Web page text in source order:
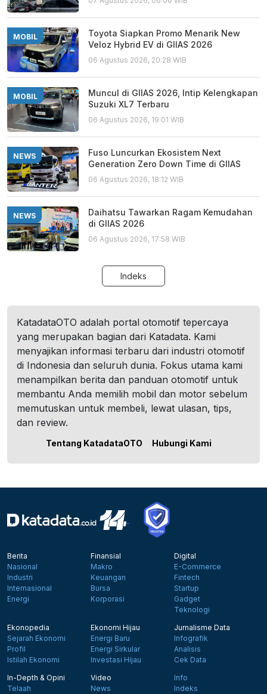
MOBIL
Toyota Siapkan Promo Menarik New
Veloz Hybrid EV di GIIAS 2026
06 Agustus 2026, 20:28 WIB
MOBIL
Muncul di GIIAS 2026, Intip Kelengkapan
Suzuki XL7 Terbaru
06 Agustus 2026, 19:01 WIB
NEWS
Fuso Luncurkan Ekosistem Next
Generation Zero Down Time di GIIAS
06 Agustus 2026, 18:12 WIB
NEWS
Daihatsu Tawarkan Ragam Kemudahan
di GIIAS 2026
06 Agustus 2026, 17:58 WIB
Indeks
KatadataOTO adalah portal otomotif tepercaya
yang merupakan bagian dari Katadata. Kami
menyajikan informasi terbaru dari industri otomotif
di Indonesia dan seluruh dunia. Fokus utama kami
menampilkan berita dan panduan otomotif untuk
membantu Anda memilih mobil dan motor sebelum
memutuskan untuk membeli, lewat ulasan, tips,
dan review.
Tentang KatadataOTO Hubungi Kami
Berita
Nasional
Industri
Internasional
Energi
Finansial
Makro
Keuangan
Bursa
Korporasi
Digital
E-Commerce
Fintech
Startup
Gadget
Teknologi
Ekonopedia
Sejarah Ekonomi
Profil
Istilah Ekonomi
Ekonomi Hijau
Energi Baru
Energi Sirkular
Investasi Hijau
Jurnalisme Data
Infografik
Analisis
Cek Data
In-Depth & Opini
Telaah
Video
News
Info
Indeks